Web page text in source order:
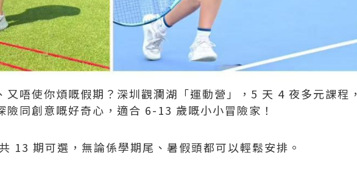
唔使你煩嘅假期？深圳觀瀾湖「運動營」，5 天 4 夜多元課程，
同創意嘅好奇心，適合 6-13 歲嘅小小冒險家！
13 期可選，無論係學期尾、暑假頭都可以輕鬆安排。